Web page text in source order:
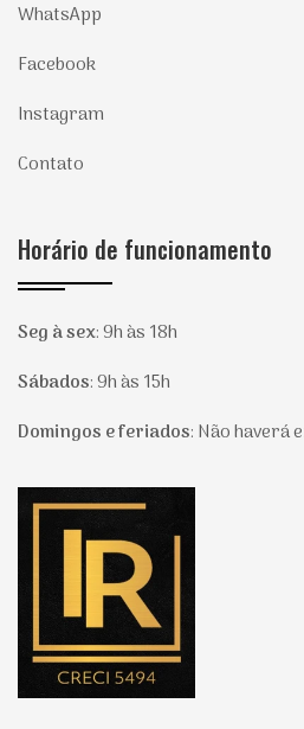
WhatsApp
Facebook
Instagram
Contato
Horário de funcionamento
Seg à sex:9h às 18h
Sábados:9h às 15h
Domingos e feriados: Não haverá
Página inicial